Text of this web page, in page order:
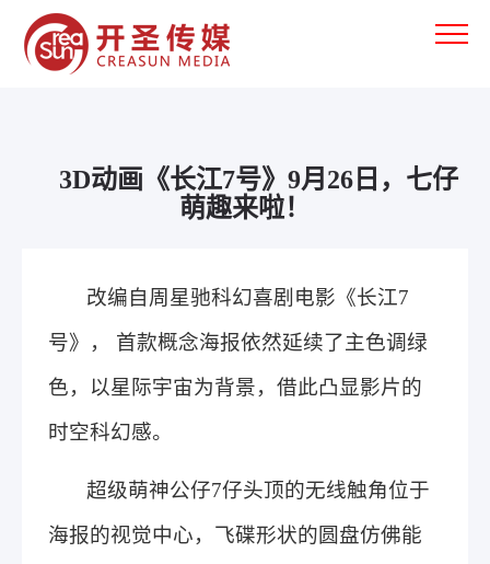
3D动画《长江7号》9月26日，七仔
萌趣来啦！
改编自周星驰科幻喜剧电影《长江7
号》， 首款概念海报依然延续了主色调绿
色，以星际宇宙为背景，借此凸显影片的
时空科幻感。
超级萌神公仔7仔头顶的无线触角位于
海报的视觉中心，飞碟形状的圆盘仿佛能